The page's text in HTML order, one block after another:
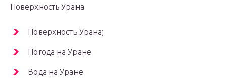
Поверхность Урана
Поверхность Урана;
Погода на Уране
Вода на Уране